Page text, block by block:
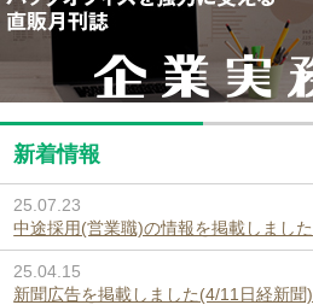
新着情報
25.07.23
中途採用(営業職)の情報を掲載しました
25.04.15
新聞広告を掲載しました(4/11日経新聞)